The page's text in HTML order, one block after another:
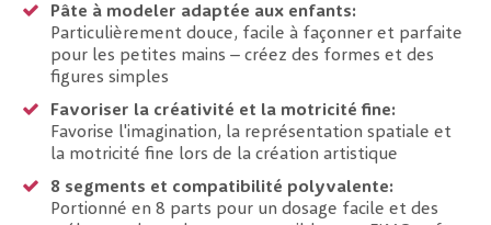
Pâte à modeler adaptée aux enfants:
Particulièrement douce, facile à façonner et parfaite
pour les petites mains – créez des formes et des
figures simples
Favoriser la créativité et la motricité fine:
Favorise l'imagination, la représentation spatiale et
la motricité fine lors de la création artistique
8 segments et compatibilité polyvalente:
Portionné en 8 parts pour un dosage facile et des